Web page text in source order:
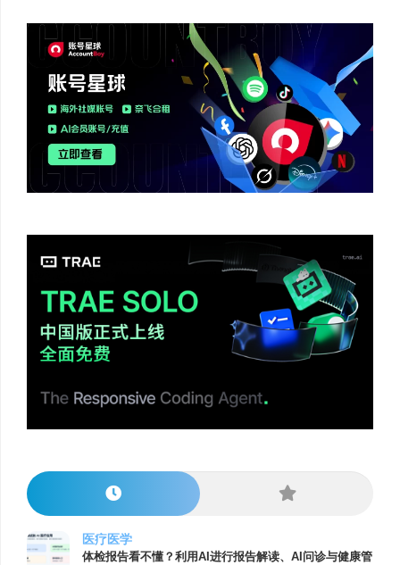
医疗医学
体检报告看不懂？利用AI进行报告解读、AI问诊与健康管